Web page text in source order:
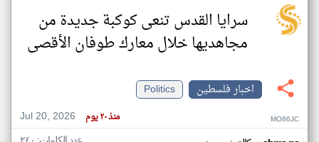
سرايا القدس تنعى كوكبة جديدة من
مجاهديها خلال معارك طوفان الأقصى
اخبار فلسطين
Politics
Jul 20, 2026
منذ ٢٠ يوم MO86JC